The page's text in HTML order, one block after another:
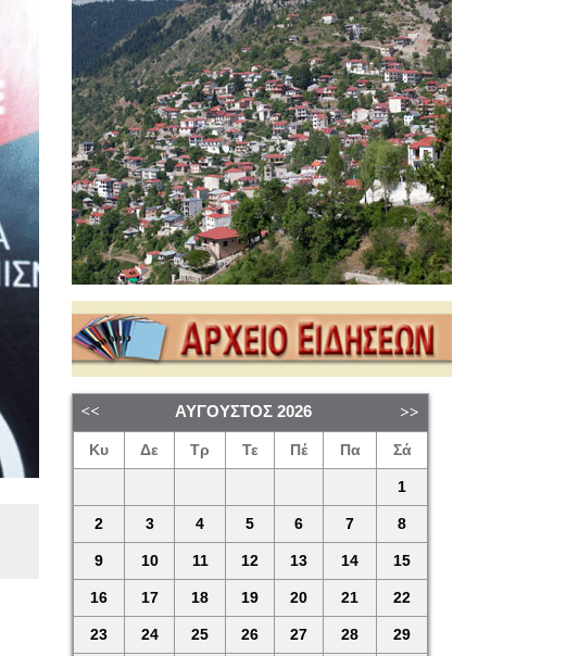
ΑΎΓΟΥΣΤΟΣ 2026
Κυ Δε Τρ Τε Πέ Πα Σά
1
2 3 4 5 6 7 8
9 10 11 12 13 14 15
16 17 18 19 20 21 22
23 24 25 26 27 28 29